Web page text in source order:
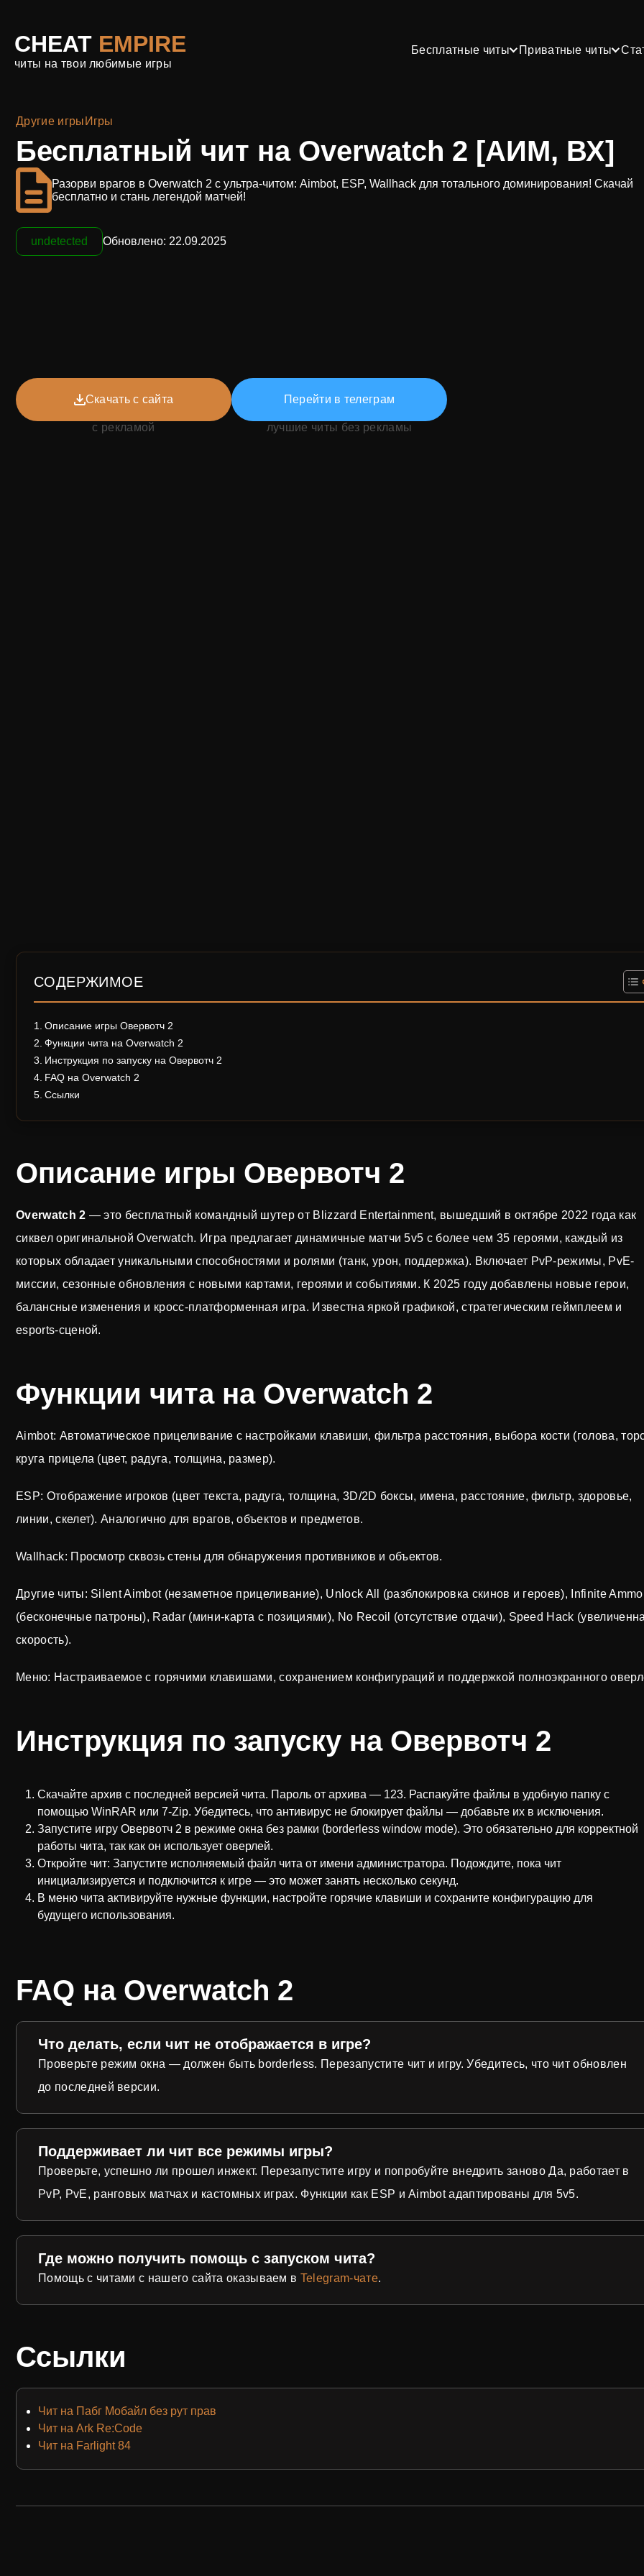
CHEAT EMPIRE
читы на твои любимые игры
Бесплатные читы Приватные читы
Другие игры Игры
Бесплатный чит на Overwatch 2 [АИМ, ВХ]
Разорви врагов в Overwatch 2 с ультра-читом: Aimbot, ESP, Wallhack для тотального доминирования! Скачай
бесплатно и стань легендой матчей!
undetected Обновлено: 22.09.2025
Скачать с сайта
с рекламой
Перейти в телеграм
лучшие читы без рекламы
СОДЕРЖИМОЕ
Описание игры Овервотч 2
Функции чита на Overwatch 2
Инструкция по запуску на Овервотч 2
FAQ на Overwatch 2
Ссылки
Описание игры Овервотч 2
Overwatch 2 — это бесплатный командный шутер от Blizzard Entertainment, вышедший в октябре 2022 года как
сиквел оригинальной Overwatch. Игра предлагает динамичные матчи 5v5 с более чем 35 героями, каждый из
которых обладает уникальными способностями и ролями (танк, урон, поддержка). Включает PvP-режимы, PvE-
миссии, сезонные обновления с новыми картами, героями и событиями. К 2025 году добавлены новые герои,
балансные изменения и кросс-платформенная игра. Известна яркой графикой, стратегическим геймплеем и
esports-сценой.
Функции чита на Overwatch 2
Aimbot: Автоматическое прицеливание с настройками клавиши, фильтра расстояния, выбора кости (голова,
круга прицела (цвет, радуга, толщина, размер).
ESP: Отображение игроков (цвет текста, радуга, толщина, 3D/2D боксы, имена, расстояние, фильтр, здоровье,
линии, скелет). Аналогично для врагов, объектов и предметов.
Wallhack: Просмотр сквозь стены для обнаружения противников и объектов.
Другие читы: Silent Aimbot (незаметное прицеливание), Unlock All (разблокировка скинов и героев), Infinite Ammo
(бесконечные патроны), Radar (мини-карта с позициями), No Recoil (отсутствие отдачи), Speed Hack
скорость).
Меню: Настраиваемое с горячими клавишами, сохранением конфигураций и поддержкой полноэкранного
Инструкция по запуску на Овервотч 2
Скачайте архив с последней версией чита. Пароль от архива — 123. Распакуйте файлы в удобную папку с
помощью WinRAR или 7-Zip. Убедитесь, что антивирус не блокирует файлы — добавьте их в исключения.
Запустите игру Овервотч 2 в режиме окна без рамки (borderless window mode). Это обязательно для корректной
работы чита, так как он использует оверлей.
Откройте чит: Запустите исполняемый файл чита от имени администратора. Подождите, пока чит
инициализируется и подключится к игре — это может занять несколько секунд.
В меню чита активируйте нужные функции, настройте горячие клавиши и сохраните конфигурацию для
будущего использования.
FAQ на Overwatch 2
Что делать, если чит не отображается в игре?
Проверьте режим окна — должен быть borderless. Перезапустите чит и игру. Убедитесь, что чит обновлен
до последней версии.
Поддерживает ли чит все режимы игры?
Проверьте, успешно ли прошел инжект. Перезапустите игру и попробуйте внедрить заново Да, работает в
PvP, PvE, ранговых матчах и кастомных играх. Функции как ESP и Aimbot адаптированы для 5v5.
Где можно получить помощь с запуском чита?
Помощь с читами с нашего сайта оказываем в Telegram-чате.
Ссылки
Чит на Пабг Мобайл без рут прав
Чит на Ark Re:Code
Чит на Farlight 84